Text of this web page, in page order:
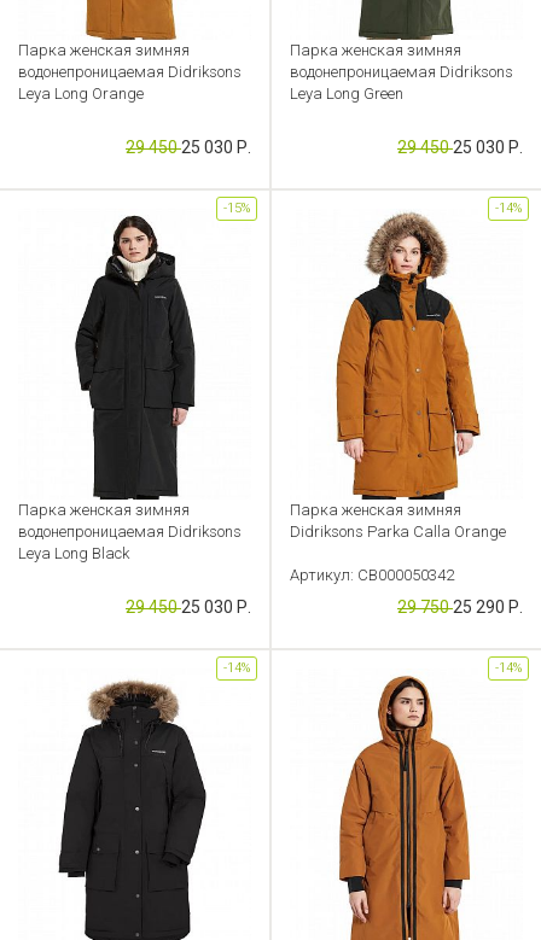
Парка женская зимняя
водонепроницаемая Didriksons
Leya Long Orange
Артикул: CB000050337
29 45025 030 Р.
Парка женская зимняя
водонепроницаемая Didriksons
Leya Long Green
Артикул: CB000050339
29 45025 030 Р.
Парка женская зимняя
водонепроницаемая Didriksons
Leya Long Black
Артикул: CB000050336
29 45025 030 Р.
-15%
Парка женская зимняя
Didriksons Parka Calla Orange
Артикул: CB000050342
29 75025 290 Р.
-14%
-14% -14%